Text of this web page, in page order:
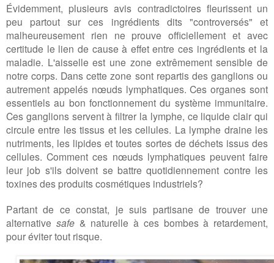
Évidemment, plusieurs avis contradictoires fleurissent un
peu partout sur ces ingrédients dits "controversés" et
malheureusement rien ne prouve officiellement et avec
certitude le lien de cause à effet entre ces ingrédients et la
maladie. L'aisselle est une zone extrêmement sensible de
notre corps. Dans cette zone sont repartis des ganglions ou
autrement appelés nœuds lymphatiques. Ces organes sont
essentiels au bon fonctionnement du système immunitaire.
Ces ganglions servent à filtrer la lymphe, ce liquide clair qui
circule entre les tissus et les cellules. La lymphe draine les
nutriments, les lipides et toutes sortes de déchets issus des
cellules. Comment ces nœuds lymphatiques peuvent faire
leur job s'ils doivent se battre quotidiennement contre les
toxines des produits cosmétiques industriels?
Partant de ce constat, je suis partisane de trouver une
alternative safe & naturelle à ces bombes à retardement,
pour éviter tout risque.